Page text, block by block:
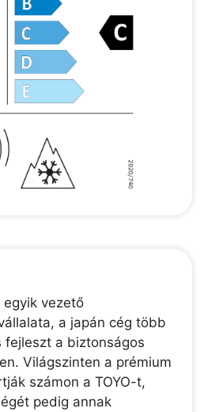
egyik vezető
a japán cég több
a biztonságos
Világszinten a prémium
számon a TOYO-t,
pedig annak